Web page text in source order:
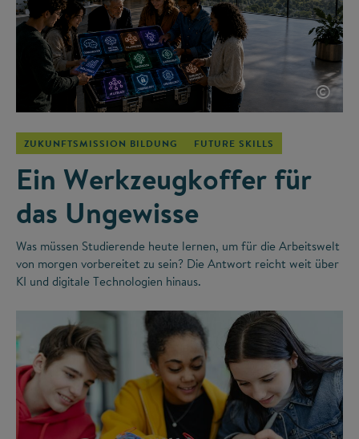
©
ZUKUNFTSMISSION BILDUNG FUTURE SKILLS
Ein Werkzeugkoffer für
das Ungewisse
Was müssen Studierende heute lernen, um für die Arbeitswelt
von morgen vorbereitet zu sein? Die Antwort reicht weit über
KI und digitale Technologien hinaus.